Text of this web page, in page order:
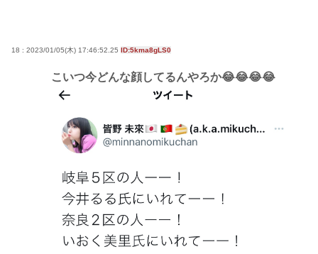
18 : 2023/01/05(木) 17:46:52.25 ID:5kma8gLS0
こいつ今どんな顔してるんやろか😂😂😂😂